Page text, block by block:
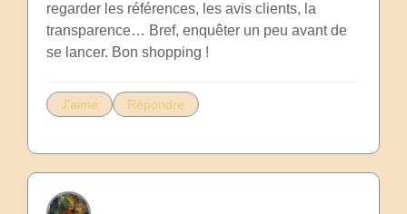
regarder les références, les avis clients, la
transparence… Bref, enquêter un peu avant de
se lancer. Bon shopping !
J'aime Répondre